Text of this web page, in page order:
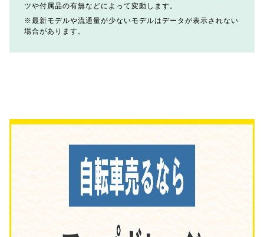
ツや付属品の有無などによって変動します。
最新モデルや流通量が少ないモデルはデータが表示されない
場合があります。